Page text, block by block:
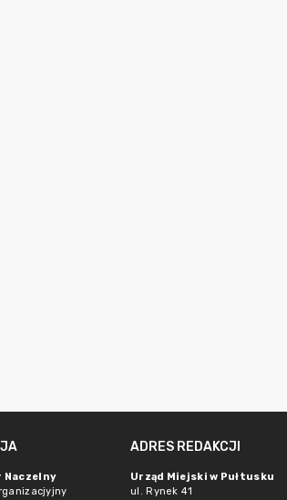
Naczelny
ADRES REDAKCJI
Urząd Miejski w Pułtusku
ul. Rynek 41